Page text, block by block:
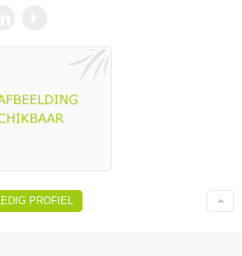
PROFIEL